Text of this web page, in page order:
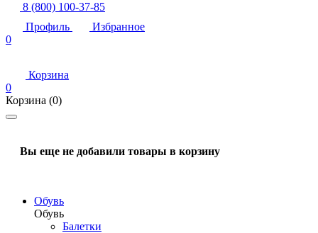
8 (800) 100-37-85
Профиль
Избранное
0
Корзина
0
Корзина (0)
Вы еще не добавили товары в корзину
Обувь
Обувь
Балетки